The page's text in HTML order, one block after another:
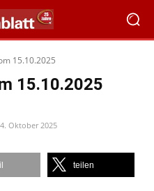
15.10.2025
15.10.2025
Oktober 2025
teilen